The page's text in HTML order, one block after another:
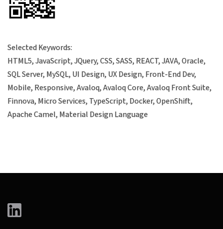
Selected Keywords:
HTML5, JavaScript, JQuery, CSS, SASS, REACT, JAVA, Oracle,
SQL Server, MySQL, UI Design, UX Design, Front-End Dev,
Mobile, Responsive, Avaloq, Avaloq Core, Avaloq Front Suite,
Finnova, Micro Services, TypeScript, Docker, OpenShift,
Apache Camel, Material Design Language